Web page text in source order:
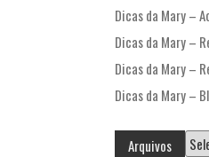
Dicas da Mary –
Dicas da Mary –
Dicas da Mary –
Dicas da Mary –
Arquivos